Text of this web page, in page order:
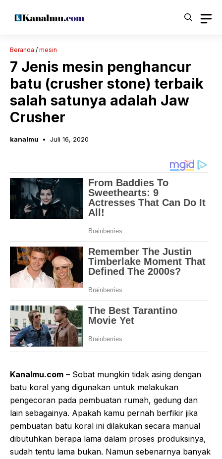
Beranda / mesin
7 Jenis mesin penghancur
batu (crusher stone) terbaik
salah satunya adalah Jaw
Crusher
kanalmu Juli 16, 2020
Kanalmu.com – Sobat mungkin tidak asing dengan
batu koral yang digunakan untuk melakukan
pengecoran pada pembuatan rumah, gedung dan
lain sebagainya. Apakah kamu pernah berfikir jika
pembuatan batu koral ini dilakukan secara manual
dibutuhkan berapa lama dalam proses produksinya,
sudah tentu lama bukan. Namun sebenarnya banyak